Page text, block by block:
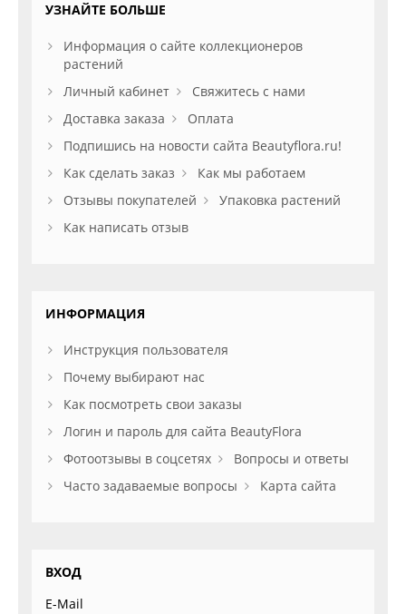
УЗНАЙТЕ БОЛЬШЕ
Информация о сайте коллекционеров
растений
Личный кабинет
Свяжитесь с нами
Доставка заказа
Оплата
Подпишись на новости сайта Beautyflora.ru!
Как сделать заказ
Как мы работаем
Отзывы покупателей
Упаковка растений
Как написать отзыв
ИНФОРМАЦИЯ
Инструкция пользователя
Почему выбирают нас
Как посмотреть свои заказы
Логин и пароль для сайта BeautyFlora
Фотоотзывы в соцсетях
Вопросы и ответы
Часто задаваемые вопросы
Карта сайта
ВХОД
E-Mail